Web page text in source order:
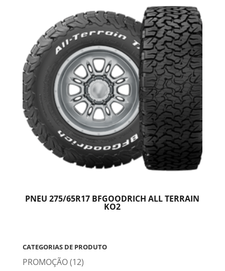
PNEU 275/65R17 BFGOODRICH ALL TERRAIN
KO2
CATEGORIAS DE PRODUTO
PROMOÇÃO(12)